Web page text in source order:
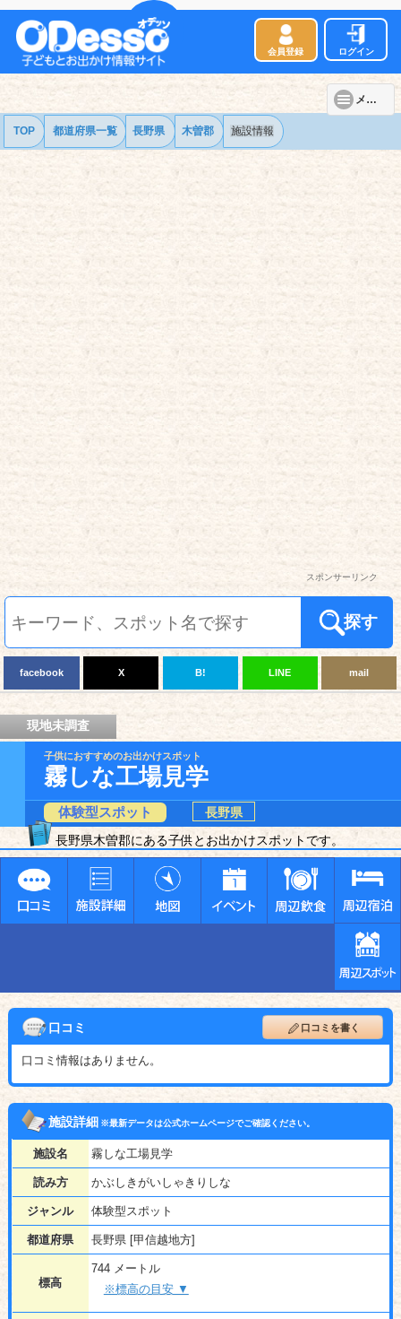
会員登録 ログイン
メニュー
TOP 都道府県一覧 長野県 木曽郡 施設情報
スポンサーリンク
探す
facebook X B! LINE mail
現地未調査
子供におすすめのお出かけスポット
霧しな工場見学
体験型スポット
長野県
長野県木曽郡にある子供とお出かけスポットです。
口コミ 口コミを書く
口コミ情報はありません。
施設詳細※最新データは公式ホームページでご確認ください。
施設名 霧しな工場見学
読み方 かぶしきがいしゃきりしな
ジャンル 体験型スポット
都道府県 長野県 [甲信越地方]
標高
744 メートル
※標高の目安 ▼